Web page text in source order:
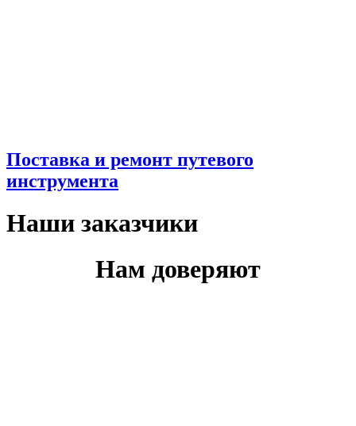
Поставка и ремонт путевого
инструмента
Наши заказчики
Нам доверяют